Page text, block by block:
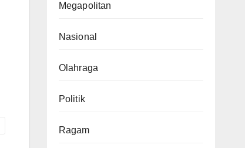
Megapolitan
Nasional
Olahraga
Politik
Ragam